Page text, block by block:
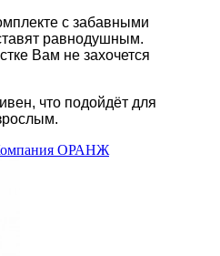
с забавными
равнодушным.
Вам не захочется
что подойдёт для
ОРАНЖ